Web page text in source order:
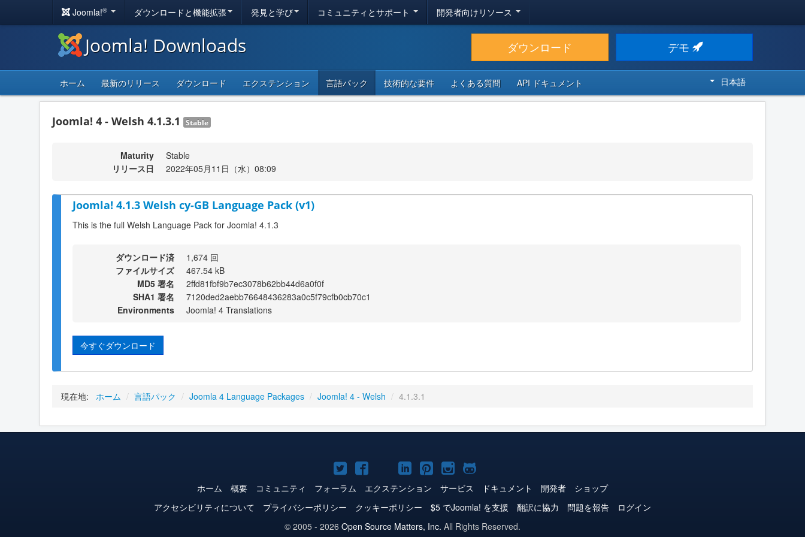
Joomla!® ダウンロードと機能拡張 発見と学び コミュニティとサポート 開発者向けリソース
Joomla! Downloads ダウンロード デモ
ホーム 最新のリリース ダウンロード エクステンション 言語パック 技術的な要件 よくある質問 API ドキュメント 日本語
Joomla! 4 - Welsh 4.1.3.1 Stable
Maturity
Stable
リリース日
2022年05月11日（水）08:09
Joomla! 4.1.3 Welsh cy-GB Language Pack (v1)
This is the full Welsh Language Pack for Joomla! 4.1.3
ダウンロード済
1,674 回
ファイルサイズ
467.54 kB
MD5 署名
2ffd81fbf9b7ec3078b62bb44d6a0f0f
SHA1 署名
7120ded2aebb76648436283a0c5f79cfb0cb70c1
Environments
Joomla! 4 Translations
今すぐダウンロード
現在地: ホーム / 言語パック / Joomla 4 Language Packages / Joomla! 4 - Welsh / 4.1.3.1
Joomla!
Twitter
Joomla!
Facebook
Joomla!
YouTube
Joomla!
LinkedIn
Joomla!
Pinterest
Joomla!
Instagram
Joomla!
GitHub
ホーム 概要 コミュニティ フォーラム エクステンション サービス ドキュメント 開発者
ショップ
アクセシビリティについて
プライバシーポリシー クッキーポリシー $5 でJoomla! を支援 翻訳に協力 問題を報告
ログイン
© 2005 - 2026 Open Source Matters, Inc. All Rights Reserved.